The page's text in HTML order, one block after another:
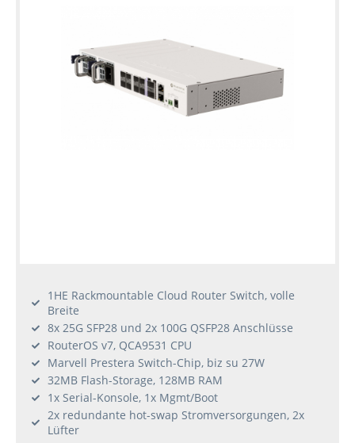
1HE Rackmountable Cloud Router Switch, volle
Breite
8x 25G SFP28 und 2x 100G QSFP28 Anschlüsse
RouterOS v7, QCA9531 CPU
Marvell Prestera Switch-Chip, biz su 27W
32MB Flash-Storage, 128MB RAM
1x Serial-Konsole, 1x Mgmt/Boot
2x redundante hot-swap Stromversorgungen, 2x
Lüfter